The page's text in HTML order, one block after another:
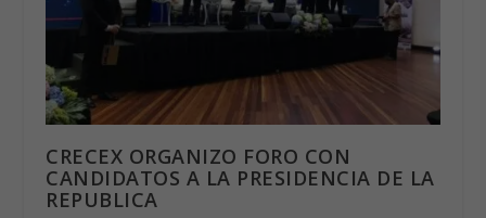
CRECEX ORGANIZO FORO CON
CANDIDATOS A LA PRESIDENCIA DE LA
REPUBLICA